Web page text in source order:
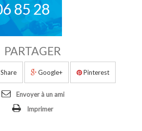
PARTAGER
Share Google+ Pinterest
Envoyer à un ami
Imprimer